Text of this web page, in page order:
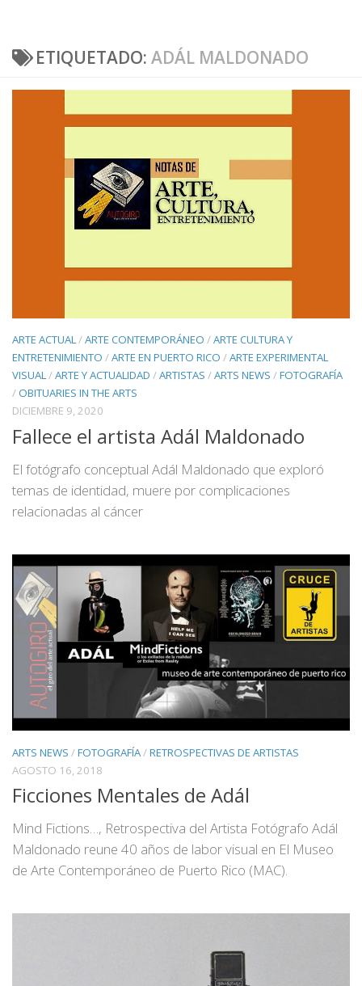
ETIQUETADO: ADÁL MALDONADO
ARTE ACTUAL/ARTE CONTEMPORÁNEO /ARTE CULTURA Y
ENTRETENIMIENTO /ARTE EN PUERTO RICO /ARTE EXPERIMENTAL
VISUAL/ARTE Y ACTUALIDAD /ARTISTAS /ARTS NEWS /FOTOGRAFÍA
/ OBITUARIES IN THE ARTS
DICIEMBRE 9, 2020
Fallece el artista Adál Maldonado
El fotógrafo conceptual Adál Maldonado que exploró
temas de identidad, muere por complicaciones
relacionadas al cáncer
ARTS NEWS /FOTOGRAFÍA /RETROSPECTIVAS DE ARTISTAS
AGOSTO 16, 2018
Ficciones Mentales de Adál
Mind Fictions…, Retrospectiva del Artista Fotógrafo Adál
Maldonado reune 40 años de labor visual en El Museo
de Arte Contemporáneo de Puerto Rico (MAC).